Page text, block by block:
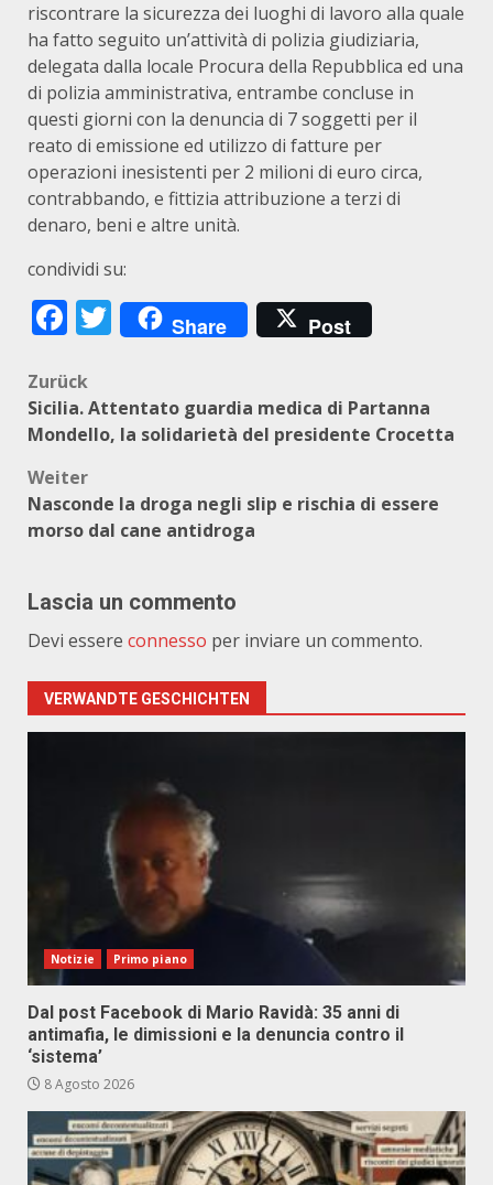
riscontrare la sicurezza dei luoghi di lavoro alla quale
ha fatto seguito un’attività di polizia giudiziaria,
delegata dalla locale Procura della Repubblica ed una
di polizia amministrativa, entrambe concluse in
questi giorni con la denuncia di 7 soggetti per il
reato di emissione ed utilizzo di fatture per
operazioni inesistenti per 2 milioni di euro circa,
contrabbando, e fittizia attribuzione a terzi di
denaro, beni e altre unità.
condividi su:
Facebook
Twitter
Share Post
Beitragsnavigation
Zurück
Sicilia. Attentato guardia medica di Partanna
Mondello, la solidarietà del presidente Crocetta
Weiter
Nasconde la droga negli slip e rischia di essere
morso dal cane antidroga
Lascia un commento
Devi essere connesso per inviare un commento.
VERWANDTE GESCHICHTEN
Notizie Primo piano
Dal post Facebook di Mario Ravidà: 35 anni di
antimafia, le dimissioni e la denuncia contro il
‘sistema’
8 Agosto 2026